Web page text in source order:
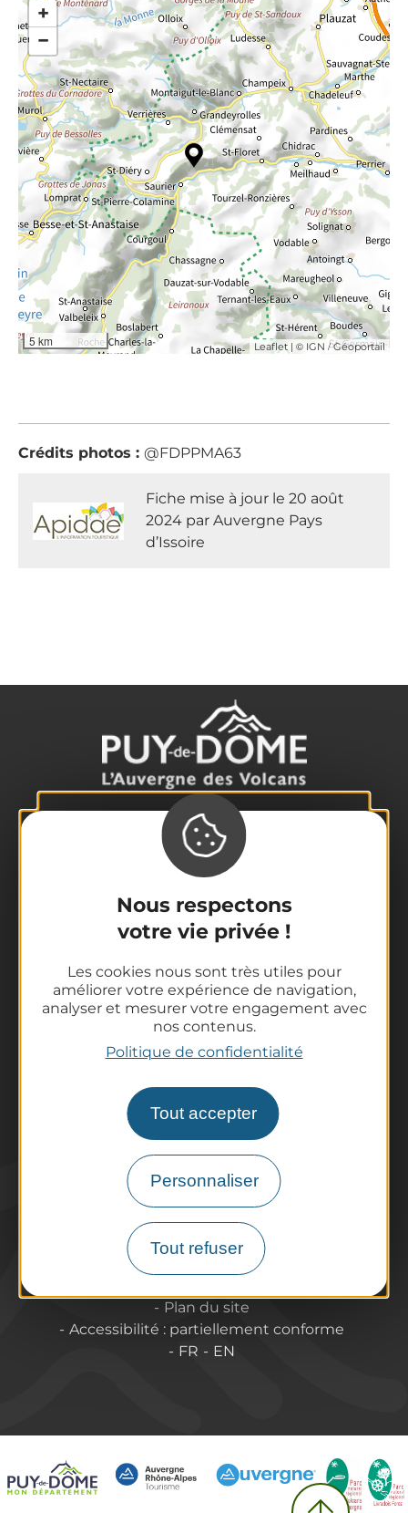
Nous respectons
votre vie privée !
Les cookies nous sont très utiles pour
améliorer votre expérience de navigation,
analyser et mesurer votre engagement avec
nos contenus.
Politique de confidentialité
Tout accepter
Personnaliser
Tout refuser
+
−
5 km Leaflet | © IGN /Géoportail
Crédits photos : @FDPPMA63
Fiche mise à jour le 20 août
2024 par Auvergne Pays
d’Issoire
Nos incontournables
L'Auvergne des Volcans
Randonnées
Tout l'agenda
Informations pratiques
Offices de Tourisme
Comment venir ?
Destination accessible
Pro / Partenaires
Qui sommes-nous ?
Espace Pro & Presse
Labels & Qualifications
Annoncer vos événements
A propos de Puy-de-Dôme Tourisme
Plan du site
Accessibilité : partiellement conforme
FR
EN